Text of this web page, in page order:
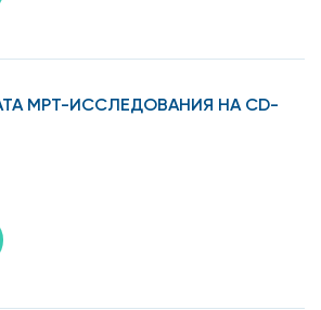
МРТ-ИССЛЕДОВАНИЯ НА CD-